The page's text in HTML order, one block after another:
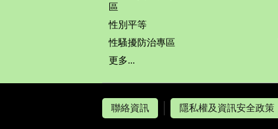
區
性別平等
性騷擾防治專區
更多...
聯絡資訊 隱私權及資訊安全政策